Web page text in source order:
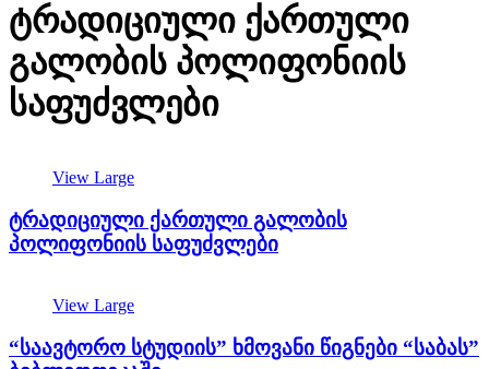
ტრადიციული ქართული
გალობის პოლიფონიის
საფუძვლები
View Large
ტრადიციული ქართული გალობის
პოლიფონიის საფუძვლები
View Large
“საავტორო სტუდიის” ხმოვანი წიგნები “საბას”